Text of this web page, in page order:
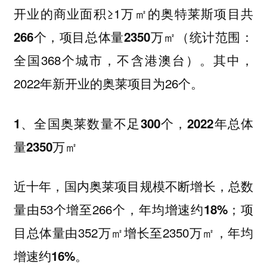
开业的商业面积≥1万㎡的奥特莱斯项目共
266个，项目总体量2350万㎡ （统计范围：
全国368个城市，不含港澳台）。其中，
2022年新开业的奥莱项目为26个。
1、全国奥莱数量不足300个，2022年总体
量2350万㎡
近十年，国内奥莱项目规模不断增长，总数
量由53个增至266个， 年均增速约18% ；项
目总体量由352万㎡增长至2350万㎡，年均
增速约16%。